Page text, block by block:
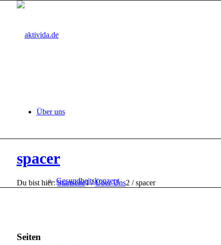
Über uns
Gesundheitskonzept
spacer
Du bist hier: Startseite1 / Über Uns2 / spacer
Seiten